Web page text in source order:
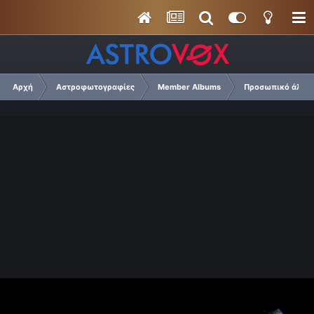
Αρχή Αστροφωτογραφίες Member Albums Προσωπικό